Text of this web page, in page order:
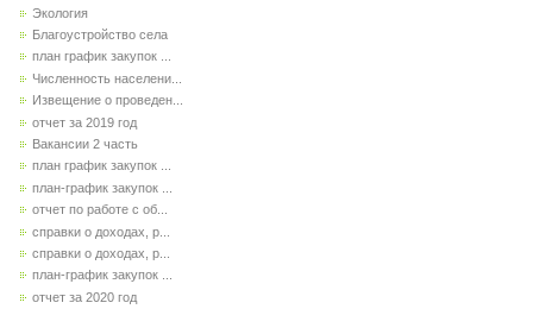
Экология
Благоустройство села
план график закупок ...
Численность населени...
Извещение о проведен...
отчет за 2019 год
Вакансии 2 часть
план график закупок ...
план-график закупок ...
отчет по работе с об...
справки о доходах, р...
справки о доходах, р...
план-график закупок ...
отчет за 2020 год